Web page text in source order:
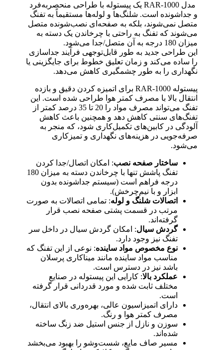
مدل RAR-1000 یک پیستوله با طراحی منحصربه‌فرد
و جداشونده است. شلنگ‌ها و لوله‌ها مستقیماً به تفنگ
متصل نمی‌شوند، بلکه به صفحه‌ای نصب‌شونده متصل
می‌شوند که تفنگ به راحتی با چرخاندن یک دسته به
میزان 180 درجه به آن متصل/جدا می‌شود.
این طراحی جدید به طور قابل‌توجهی فرآیند جداسازی
را ساده می‌کند و زمان تعلیق خطوط برای جایگزینی یا
نگهداری را به طور چشمگیری کاهش می‌دهد.
پیستوله RAR-1000 برای اتمیزه کردن دقیق و بازده
انتقال بالا با مصرف کمتر هوا طراحی شده است. این
تفنگ می‌تواند مصرف مواد را 20 تا 35 درصد کمتر از
تفنگ‌های سنتی کاهش دهد و همچنین باعث کاهش
آلودگی در کابین‌های تکمیل‌کاری شود، که منجر به
صرفه‌جویی در هزینه‌های نگهداری و تمیزکاری
می‌شود.
ساختار صفحه نصب: امکان اتصال/جدا کردن
تفنگ پاشش تنها با چرخاندن دسته به میزان 180
درجه فراهم است (سیستم جداشونده بدون
ابزار و با نیم‌چرخش).
اتصالات شلنگ و لوله: تمامی اتصالات به صورت
مرتب در قسمت پشتی صفحه نصب قرار
گرفته‌اند.
گردش سیال: امکان گردش سیال در داخل سر
تفنگ نیز وجود دارد.
نوع مخصوص مواد ساینده: نوعی از این تفنگ که
مناسب مواد ساینده مانند میناکاری پرسلان
باشد نیز در دسترس است.
عملکرد بالا: کارایی این پیستوله در صنایع
مختلف ثابت شده و مورد قدردانی قرار گرفته
است.
دارای اتمیزاسیون عالی، بهره‌وری بالای انتقال،
مصرف کمتر هوا و رنگ.
سوزن و نازل از جنس استیل ضد زنگ ساخته
شده‌اند.
مسیر صاف مایع، شست‌وشو را بهبود می‌بخشد